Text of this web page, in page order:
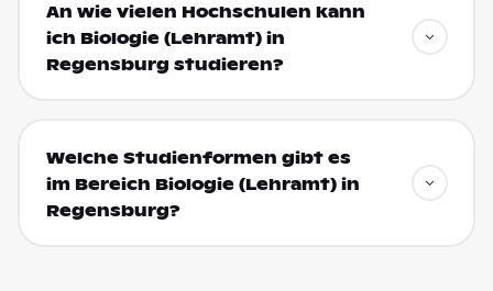
An wie vielen Hochschulen kann
ich Biologie (Lehramt) in
Regensburg studieren?
Welche Studienformen gibt es
im Bereich Biologie (Lehramt) in
Regensburg?